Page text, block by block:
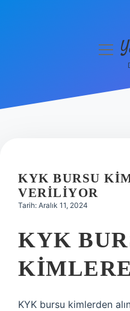
Hakkımızda
KYK BURSU
VERILIYOR
Tarih: Aralık 11, 2024
KYK
KYK bursu kimlerden